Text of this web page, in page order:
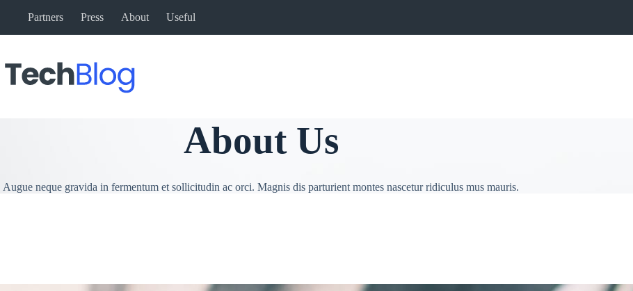
Partners Press About Useful
About Us
Augue neque gravida in fermentum et sollicitudin ac orci. Magnis dis parturient montes nascetur ridiculus mus mauris.